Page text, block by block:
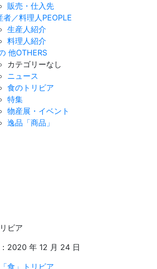
販売・仕入先
者／料理人PEOPLE
生産人紹介
料理人紹介
他OTHERS
カテゴリーなし
ニュース
食のトリビア
特集
物産展・イベント
逸品「商品」
ビア
2020 年 12 月 24 日
「食」トリビア